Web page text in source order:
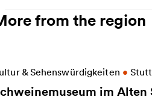
from the region
& Sehenswürdigkeiten •
im
information on